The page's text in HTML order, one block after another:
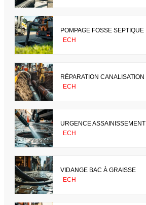
POMPAGE FOSSE SEPTIQUE
ECH
RÉPARATION CANALISATION
ECH
URGENCE ASSAINISSEMENT
ECH
VIDANGE BAC À GRAISSE
ECH